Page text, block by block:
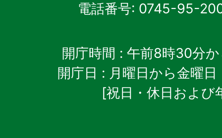
電話番号: 0745-95-
開庁時間 : 午前8時30分
開庁日 : 月曜日から金曜日
[祝日・休日および